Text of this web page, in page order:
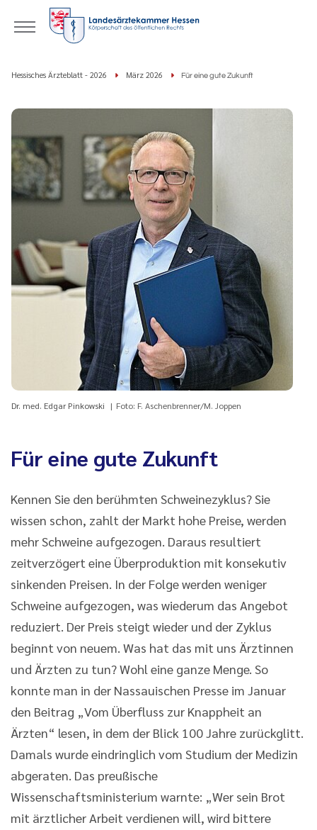
Hessisches Ärzteblatt - 2026 März 2026 Für eine gute Zukunft
Dr. med. Edgar Pinkowski Foto: F. Aschenbrenner/M. Joppen
Für eine gute Zukunft
Kennen Sie den berühmten Schweinezyklus? Sie
wissen schon, zahlt der Markt hohe Preise, werden
mehr Schweine aufgezogen. Daraus resultiert
zeitverzögert eine Überproduktion mit konsekutiv
sinkenden Preisen. In der Folge werden weniger
Schweine aufgezogen, was wiederum das Angebot
reduziert. Der Preis steigt wieder und der Zyklus
beginnt von neuem. Was hat das mit uns Ärztinnen
und Ärzten zu tun? Wohl eine ganze Menge. So
konnte man in der Nassauischen Presse im Januar
den Beitrag „Vom Überfluss zur Knappheit an
Ärzten“ lesen, in dem der Blick 100 Jahre zurückglitt.
Damals wurde eindringlich vom Studium der Medizin
abgeraten. Das preußische
Wissenschaftsministerium warnte: „Wer sein Brot
mit ärztlicher Arbeit verdienen will, wird bittere